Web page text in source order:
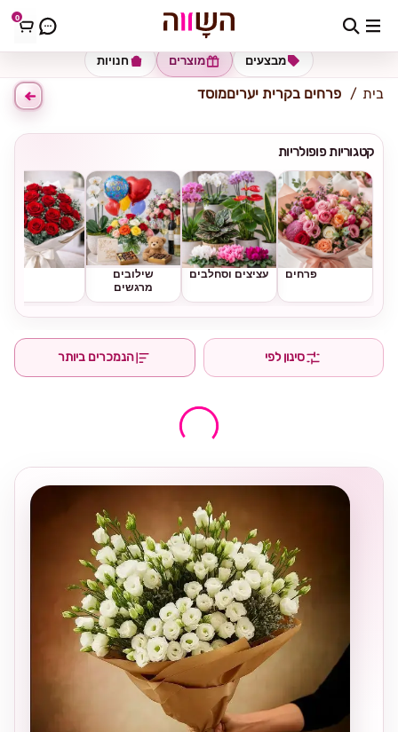
0 כתובת למשלוח הזינו כתובת
חנויות מוצרים מבצעים
בית פרחים בקרית יעריםמוסד
קטגוריות פופולריות
פרחים עציצים וסחלבים
שילובים
מרגשים
סינון לפי הנמכרים ביותר